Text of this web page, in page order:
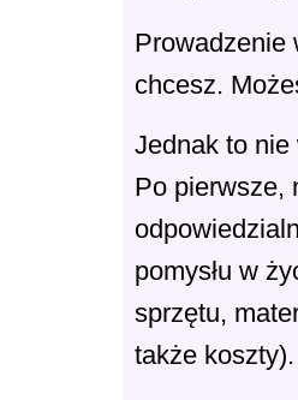
Prowadzenie
chcesz.
Jednak to nie
Po pierwsze,
pomysłu w
sprzętu,
także koszty).